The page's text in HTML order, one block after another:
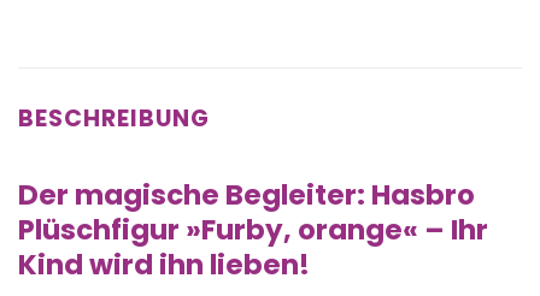
BESCHREIBUNG
Der magische Begleiter: Hasbro
Plüschfigur »Furby, orange« – Ihr
Kind wird ihn lieben!